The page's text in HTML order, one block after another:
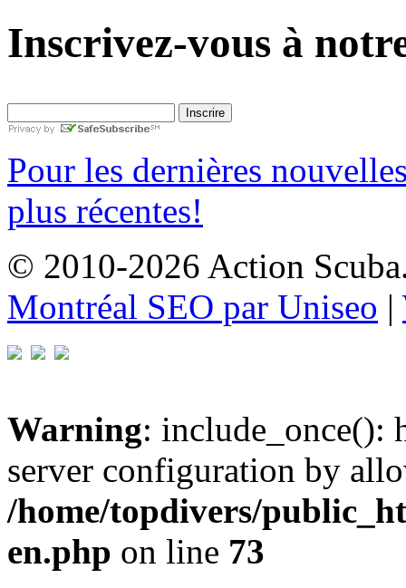
Inscrivez-vous à
Pour les dernières
plus récentes!
© 2010-2026 Action
Montréal SEO par Uniseo |
Warning: include_once():
server configuration by
/home/topdivers/
en.php on line 73